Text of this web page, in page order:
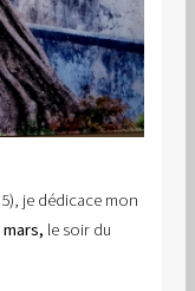
je dédicace mon
le soir du